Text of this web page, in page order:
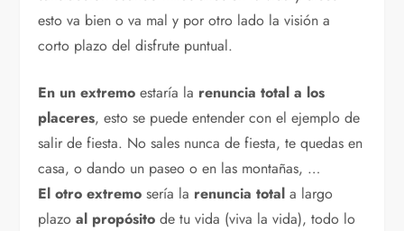
esto va bien o va mal y por otro lado la visión a
corto plazo del disfrute puntual.
En un extremo estaría la renuncia total a los
placeres, esto se puede entender con el ejemplo de
salir de fiesta. No sales nunca de fiesta, te quedas en
casa, o dando un paseo o en las montañas, …
El otro extremo sería la renuncia totala largo
plazoal propósitode tu vida (viva la vida), todo lo